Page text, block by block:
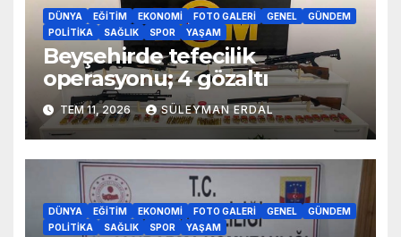
DÜNYA EĞITIM EKONOMI FOTO GALERI GENEL
GÜNDEM
POLITIKA
SAĞLIK SPOR YAŞAM
Beyşehirde tefecilik
operasyonu; 4 gözaltı
TEM 11, 2026 SÜLEYMAN ERDAL
DÜNYA EĞITIM EKONOMI FOTO GALERI GENEL
GÜNDEM
POLITIKA
SAĞLIK SPOR YAŞAM